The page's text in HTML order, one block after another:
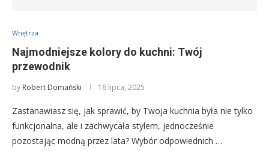
Wnętrza
Najmodniejsze kolory do kuchni: Twój
przewodnik
by Robert Domański 16 lipca, 2025
Zastanawiasz się, jak sprawić, by Twoja kuchnia była nie tylko
funkcjonalna, ale i zachwycała stylem, jednocześnie
pozostając modną przez lata? Wybór odpowiednich …